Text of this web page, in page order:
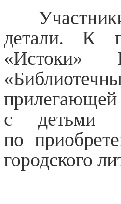
детали. К
«Истоки»
прилегающей
с детьми
по
городского